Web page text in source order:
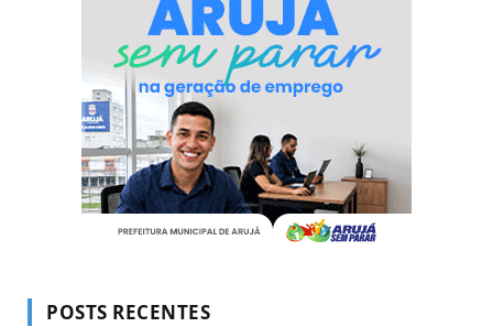
POSTS RECENTES